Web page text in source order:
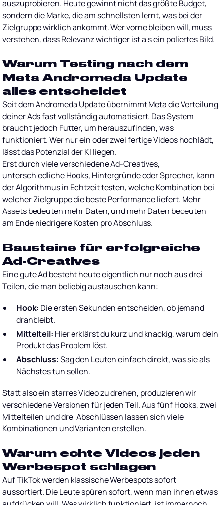
auszuprobieren. Heute gewinnt nicht das größte Budget,
sondern die Marke, die am schnellsten lernt, was bei der
Zielgruppe wirklich ankommt. Wer vorne bleiben will, muss
verstehen, dass Relevanz wichtiger ist als ein poliertes Bild.
Warum Testing nach dem
Meta Andromeda Update
alles entscheidet
Seit dem Andromeda Update übernimmt Meta die Verteilung
deiner Ads fast vollständig automatisiert. Das System
braucht jedoch Futter, um herauszufinden, was
funktioniert. Wer nur ein oder zwei fertige Videos hochlädt,
lässt das Potenzial der KI liegen.
Erst durch viele verschiedene Ad-Creatives,
unterschiedliche Hooks, Hintergründe oder Sprecher, kann
der Algorithmus in Echtzeit testen, welche Kombination bei
welcher Zielgruppe die beste Performance liefert. Mehr
Assets bedeuten mehr Daten, und mehr Daten bedeuten
am Ende niedrigere Kosten pro Abschluss.
Bausteine für erfolgreiche
Ad-Creatives
Eine gute Ad besteht heute eigentlich nur noch aus drei
Teilen, die man beliebig austauschen kann:
Hook: Die ersten Sekunden entscheiden, ob jemand
dranbleibt.
Mittelteil: Hier erklärst du kurz und knackig, warum dein
Produkt das Problem löst.
Abschluss:Sag den Leuten einfach direkt, was sie als
Nächstes tun sollen.
Statt also ein starres Video zu drehen, produzieren wir
verschiedene Versionen für jeden Teil. Aus fünf Hooks, zwei
Mittelteilen und drei Abschlüssen lassen sich viele
Kombinationen und Varianten erstellen.
Warum echte Videos jeden
Werbespot schlagen
Auf TikTok werden klassische Werbespots sofort
aussortiert. Die Leute spüren sofort, wenn man ihnen etwas